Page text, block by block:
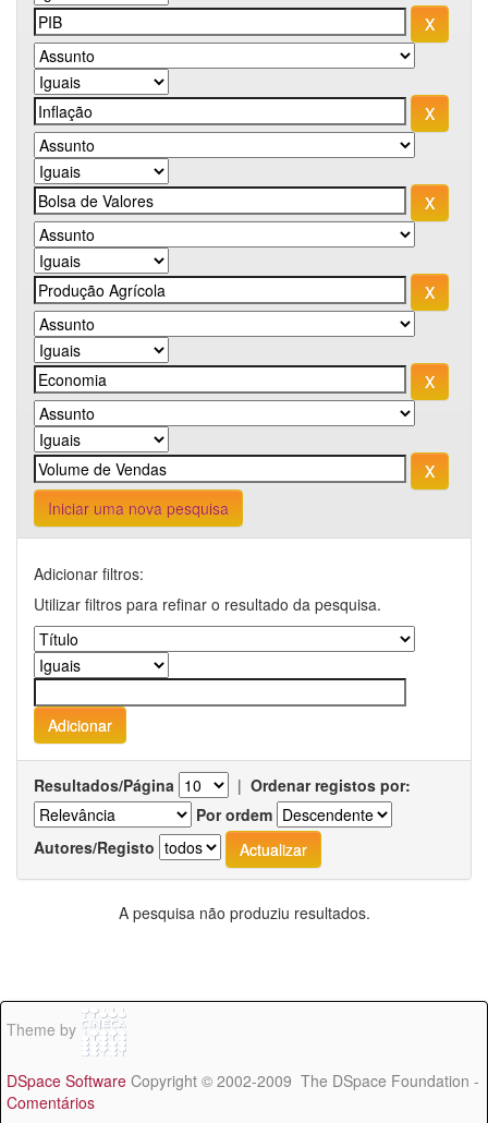
Iniciar uma nova pesquisa
Adicionar filtros:
Utilizar filtros para refinar o resultado da pesquisa.
Resultados/Página | Ordenar registos por:
Por ordem
Autores/Registo
A pesquisa não produziu resultados.
Theme by
DSpace Software Copyright © 2002-2009 The DSpace Foundation -
Comentários